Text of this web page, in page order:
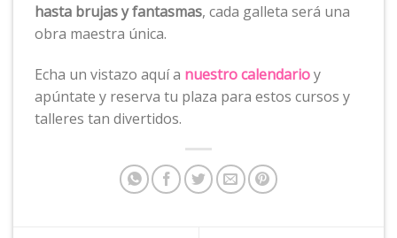
hasta brujas y fantasmas, cada galleta será una
obra maestra única.
Echa un vistazo aquí a nuestro calendarioy
apúntate y reserva tu plaza para estos cursos y
talleres tan divertidos.